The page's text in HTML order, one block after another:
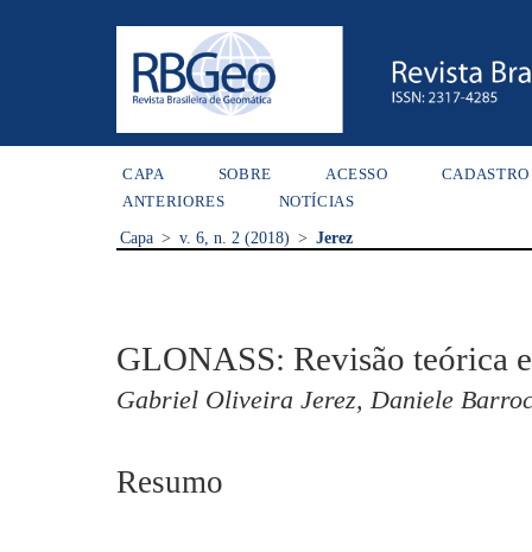
CAPA SOBRE ACESSO
CADASTRO
ANTERIORES
NOTÍCIAS
Capa > v. 6, n. 2 (2018) > Jerez
GLONASS: Revisão teórica
Gabriel Oliveira Jerez, Daniele
Resumo